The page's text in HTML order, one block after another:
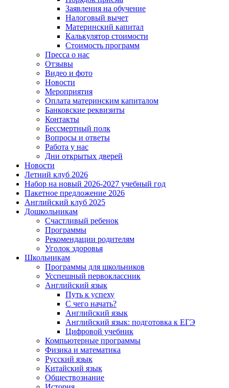
Заявления на обучение
Налоговый вычет
Материнский капитал
Калькулятор стоимости
Стоимость программ
Пресса о нас
Отзывы
Видео и фото
Новости
Мероприятия
Оплата материнским капиталом
Банковские реквизиты
Контакты
Бессмертный полк
Вопросы и ответы
Работа у нас
Дни открытых дверей
Новости
Летний клуб 2026
Набор на новый 2026-2027 учебный год
Пакетное предложение 2026
Английский клуб 2025
Дошкольникам
Счастливый ребенок
Программы
Рекомендации родителям
Уголок здоровья
Школьникам
Программы для школьников
Усспешный первоклассник
Английский язык
Путь к успеху
С чего начать?
Английский язык
Английский язык: подготовка к ЕГЭ
Цифровой учебник
Компьютерные программы
Физика и математика
Русский язык
Китайский язык
Обществознание